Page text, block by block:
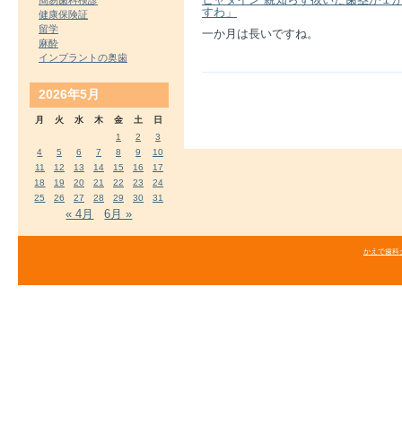
すわ」
一か月は長いですね。
健康保険証
留学
麻酔
インプラントの奥歯
2026年5月
月 火 水 木 金 土
日
1
2
3
4
5 6 7 8 9
10
11
12 13 14 15 16
17
18
19 20 21 22 23
24
25
26 27 28 29 30 31
« 4月 6月 »
かえで歯科